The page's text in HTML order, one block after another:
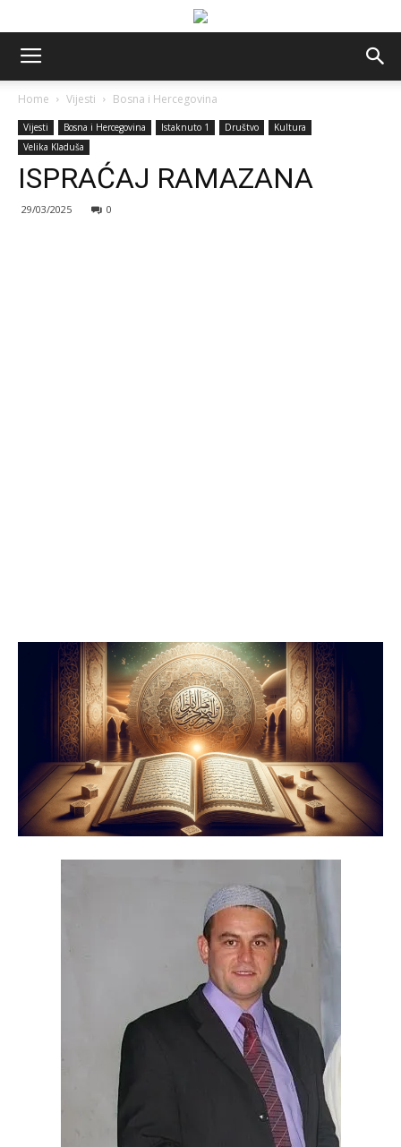
Home Vijesti Bosna i Hercegovina
Vijesti Bosna i Hercegovina Istaknuto 1 Društvo
Kultura
Velika Kladuša
ISPRAĆAJ RAMAZANA
29/03/2025 0